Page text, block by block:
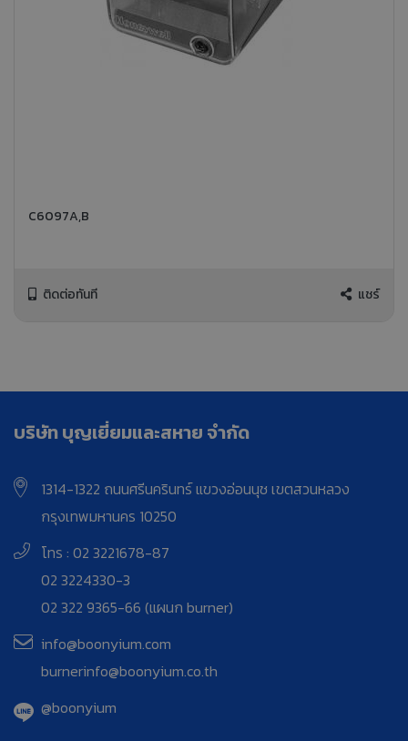
C6097A,B
ติดต่อทันที แชร์
บริษัท บุญเยี่ยมและสหาย จำกัด
1314-1322 ถนนศรีนครินทร์ แขวงอ่อนนุช เขตสวนหลวง
กรุงเทพมหานคร 10250
โทร : 02 3221678-87
02 3224330-3
02 322 9365-66 (แผนก burner)
info@boonyium.com
burnerinfo@boonyium.co.th
@boonyium